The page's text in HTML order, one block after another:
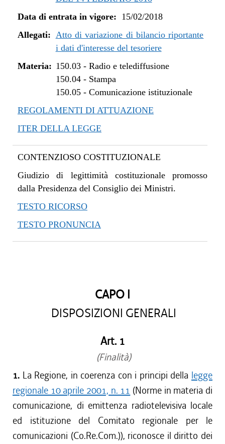
Data di entrata in vigore: 15/02/2018
Allegati: Atto di variazione di bilancio riportante
i dati d'interesse del tesoriere
Materia: 150.03- Radio e telediffusione
150.04- Stampa
150.05- Comunicazione istituzionale
REGOLAMENTI DI ATTUAZIONE
ITER DELLA LEGGE
CONTENZIOSO COSTITUZIONALE
Giudizio di legittimità costituzionale promosso
dalla Presidenza del Consiglio dei Ministri.
TESTO RICORSO
TESTO PRONUNCIA
CAPO I
DISPOSIZIONI GENERALI
Art. 1
(Finalità)
1. La Regione, in coerenza con i principi della legge
regionale 10 aprile 2001, n. 11 (Norme in materia di
comunicazione, di emittenza radiotelevisiva locale
ed istituzione del Comitato regionale per le
comunicazioni (Co.Re.Com.)), riconosce il diritto dei